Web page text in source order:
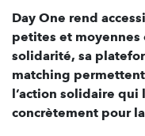
Day One rend
petites et moyennes
solidarité, sa
matching
l’action solidaire
concrètement pour